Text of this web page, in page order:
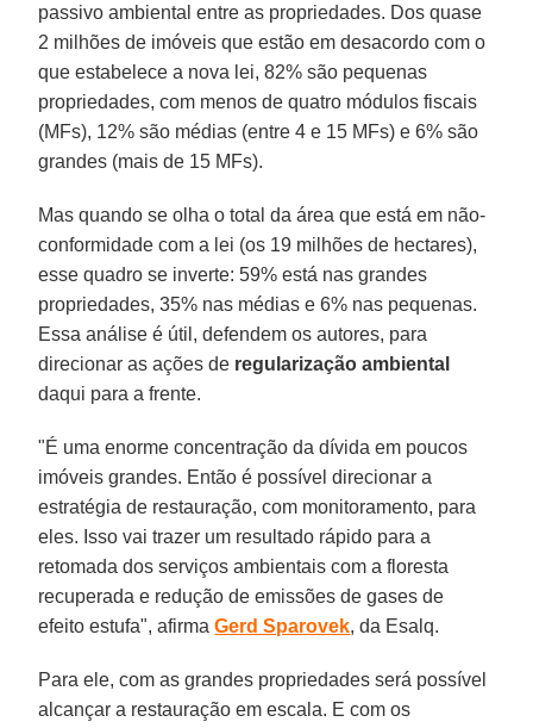
passivo ambiental entre as propriedades. Dos quase
2 milhões de imóveis que estão em desacordo com o
que estabelece a nova lei, 82% são pequenas
propriedades, com menos de quatro módulos fiscais
(MFs), 12% são médias (entre 4 e 15 MFs) e 6% são
grandes (mais de 15 MFs).
Mas quando se olha o total da área que está em não-
conformidade com a lei (os 19 milhões de hectares),
esse quadro se inverte: 59% está nas grandes
propriedades, 35% nas médias e 6% nas pequenas.
Essa análise é útil, defendem os autores, para
direcionar as ações de regularização ambiental
daqui para a frente.
"É uma enorme concentração da dívida em poucos
imóveis grandes. Então é possível direcionar a
estratégia de restauração, com monitoramento, para
eles. Isso vai trazer um resultado rápido para a
retomada dos serviços ambientais com a floresta
recuperada e redução de emissões de gases de
efeito estufa", afirmaGerd Sparovek, da Esalq.
Para ele, com as grandes propriedades será possível
alcançar a restauração em escala. E com os